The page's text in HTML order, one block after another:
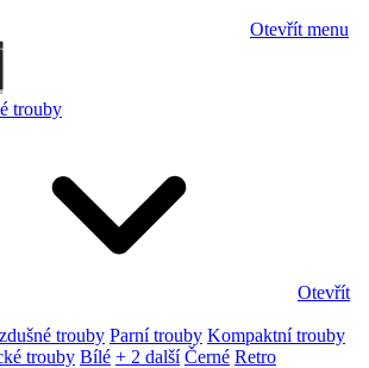
Otevřít menu
trouby
Otevřít
trouby Parní trouby Kompaktní trouby
trouby Bílé + 2 další Černé Retro